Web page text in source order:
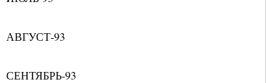
АВГУСТ-93
СЕНТЯБРЬ-93